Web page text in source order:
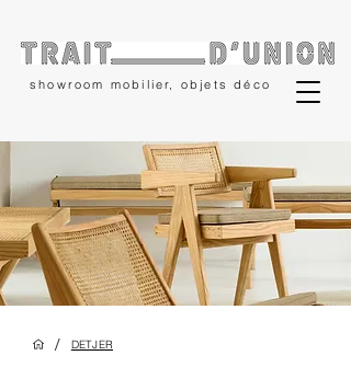
showroom mobilier, objets déco
/ DETJER